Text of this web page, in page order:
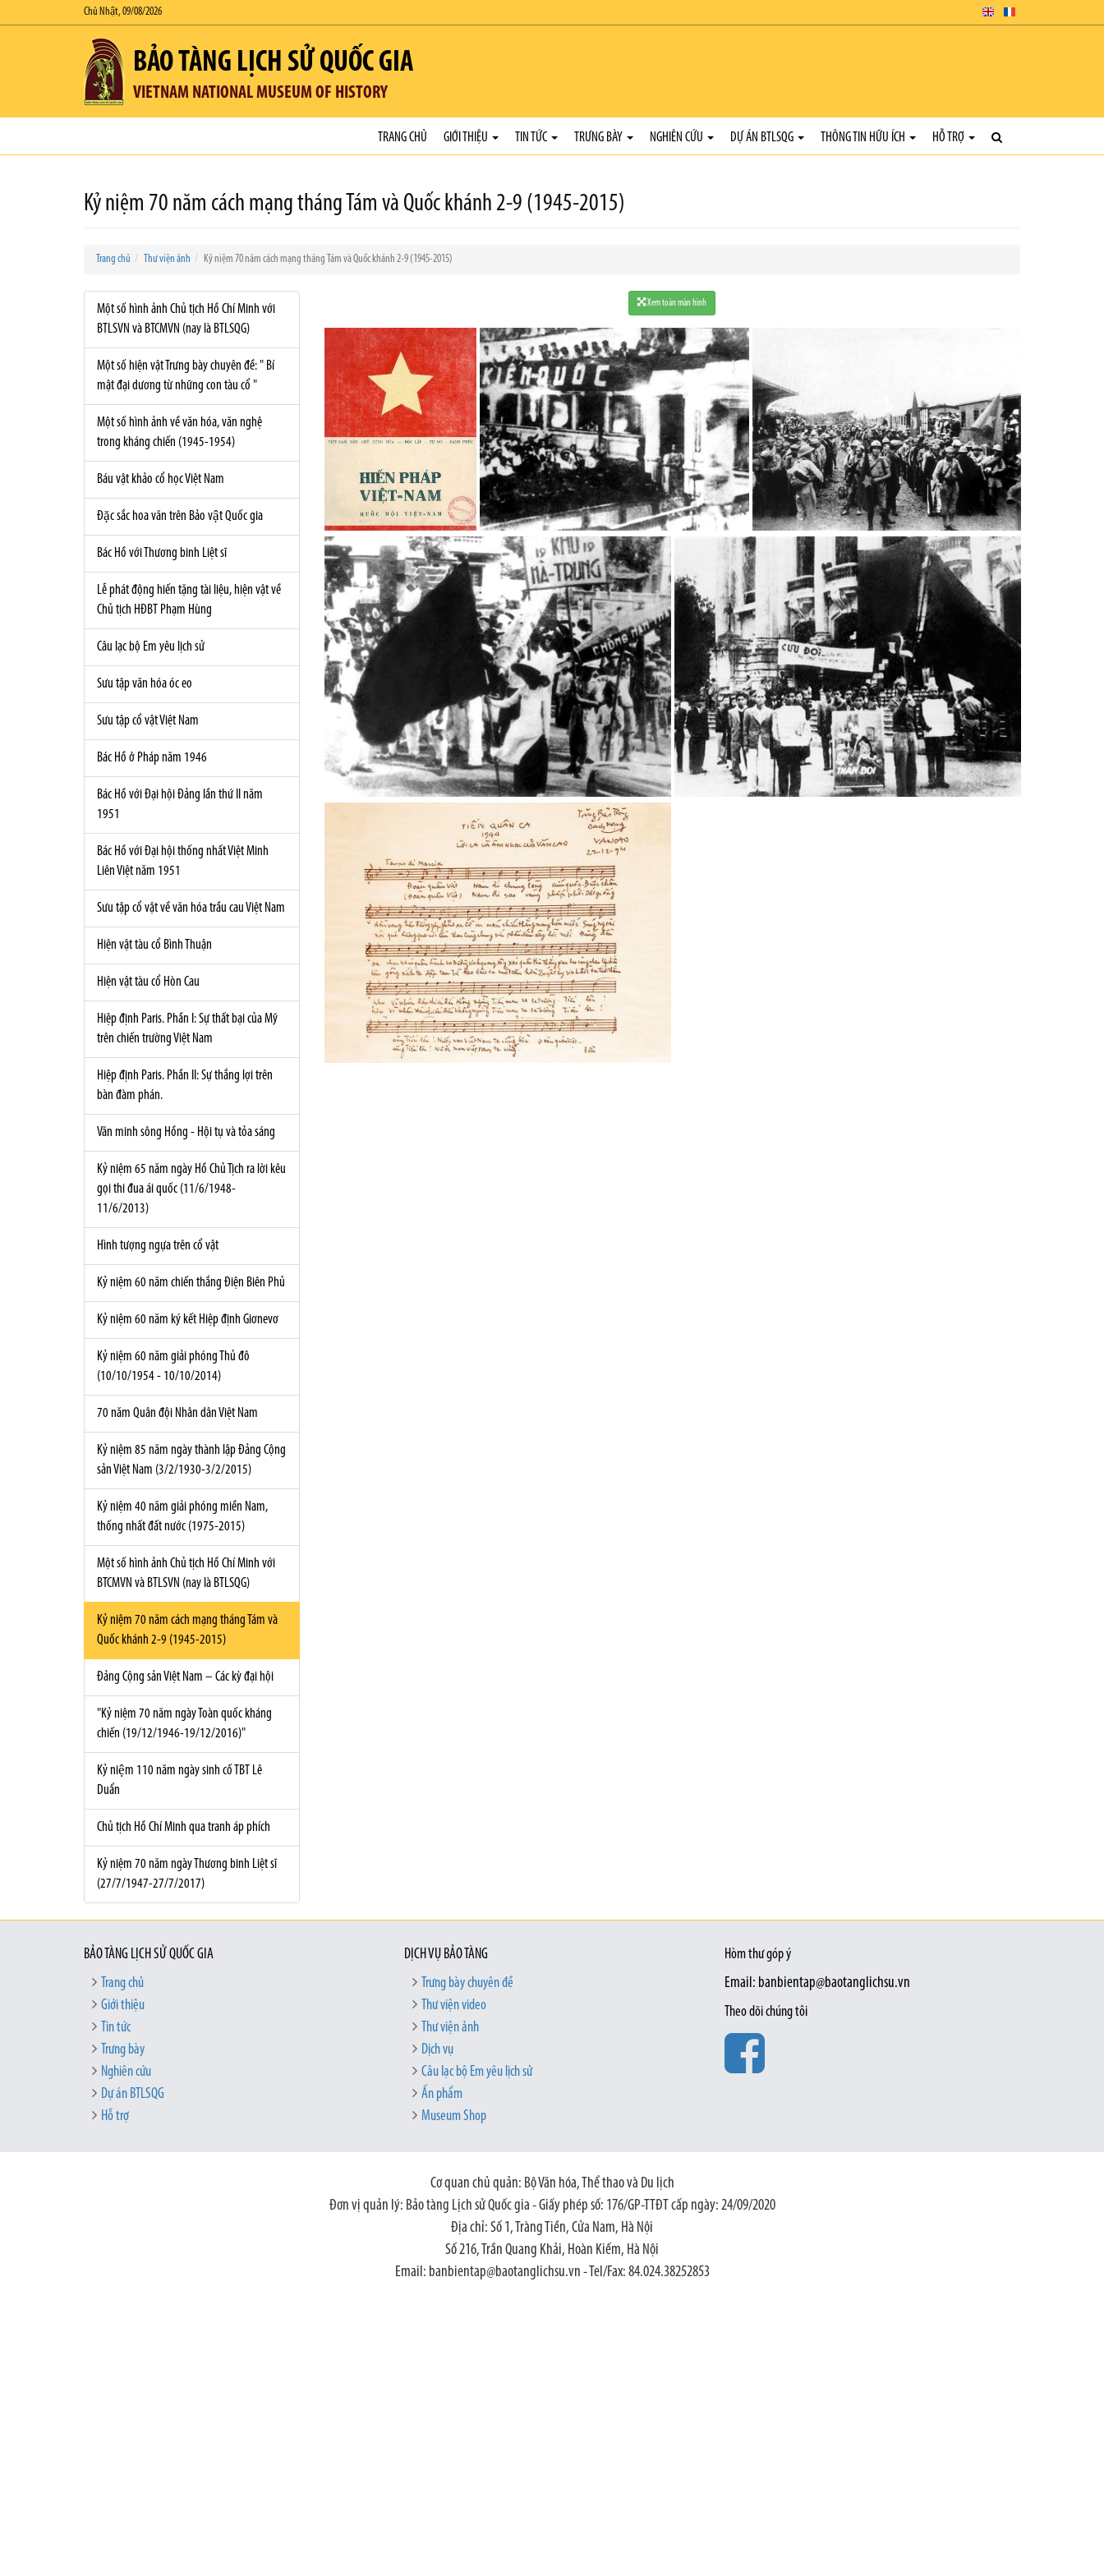
Chủ Nhật, 09/08/2026
BẢO TÀNG LỊCH SỬ QUỐC GIA
VIETNAM NATIONAL MUSEUM OF HISTORY
TRANG CHỦ GIỚI THIỆU TIN TỨC TRƯNG BÀY NGHIÊN CỨU DỰ ÁN BTLSQG THÔNG TIN HỮU ÍCH HỖ TRỢ
Kỷ niệm 70 năm cách mạng tháng Tám và Quốc khánh 2-9 (1945-2015)
Trang chủ Thư viện ảnh Kỷ niệm 70 năm cách mạng tháng Tám và Quốc khánh 2-9 (1945-2015)
Một số hình ảnh Chủ tịch Hồ Chí Minh với
BTLSVN và BTCMVN (nay là BTLSQG)
Một số hiện vật Trưng bày chuyên đề: " Bí
mật đại dương từ những con tàu cổ "
Một số hình ảnh về văn hóa, văn nghệ
trong kháng chiến (1945-1954)
Báu vật khảo cổ học Việt Nam
Đặc sắc hoa văn trên Bảo vật Quốc gia
Bác Hồ với Thương binh Liệt sĩ
Lễ phát động hiến tặng tài liệu, hiện vật về
Chủ tịch HĐBT Phạm Hùng
Câu lạc bộ Em yêu lịch sử
Sưu tập văn hóa óc eo
Sưu tập cổ vật Việt Nam
Bác Hồ ở Pháp năm 1946
Bác Hồ với Đại hội Đảng lần thứ II năm
1951
Bác Hồ với Đại hội thống nhất Việt Minh
Liên Việt năm 1951
Sưu tập cổ vật về văn hóa trầu cau Việt Nam
Hiện vật tàu cổ Bình Thuận
Hiện vật tàu cổ Hòn Cau
Hiệp định Paris. Phần I: Sự thất bại của Mỹ
trên chiến trường Việt Nam
Hiệp định Paris. Phần II: Sự thắng lợi trên
bàn đàm phán.
Văn minh sông Hồng - Hội tụ và tỏa sáng
Kỷ niệm 65 năm ngày Hồ Chủ Tịch ra lời kêu
gọi thi đua ái quốc (11/6/1948-
11/6/2013)
Hình tượng ngựa trên cổ vật
Kỷ niệm 60 năm chiến thắng Điện Biên Phủ
Kỷ niệm 60 năm ký kết Hiệp định Giơnevơ
Kỷ niệm 60 năm giải phóng Thủ đô
(10/10/1954 - 10/10/2014)
70 năm Quân đội Nhân dân Việt Nam
Kỷ niệm 85 năm ngày thành lập Đảng Cộng
sản Việt Nam (3/2/1930-3/2/2015)
Kỷ niệm 40 năm giải phóng miền Nam,
thống nhất đất nước (1975-2015)
Một số hình ảnh Chủ tịch Hồ Chí Minh với
BTCMVN và BTLSVN (nay là BTLSQG)
Kỷ niệm 70 năm cách mạng tháng Tám và
Quốc khánh 2-9 (1945-2015)
Đảng Cộng sản Việt Nam – Các kỳ đại hội
"Kỷ niệm 70 năm ngày Toàn quốc kháng
chiến (19/12/1946-19/12/2016)"
Kỷ niệm 110 năm ngày sinh cố TBT Lê
Duẩn
Chủ tịch Hồ Chí Minh qua tranh áp phích
Kỷ niệm 70 năm ngày Thương binh Liệt sĩ
(27/7/1947-27/7/2017)
Xem toàn màn hình
BẢO TÀNG LỊCH SỬ QUỐC GIA
Trang chủ
Giới thiệu
Tin tức
Trưng bày
Nghiên cứu
Dự án BTLSQG
Hỗ trợ
DỊCH VỤ BẢO TÀNG
Trưng bày chuyên đề
Thư viện video
Thư viện ảnh
Dịch vụ
Câu lạc bộ Em yêu lịch sử
Ấn phẩm
Museum Shop
Hòm thư góp ý
Email: banbientap@baotanglichsu.vn
Theo dõi chúng tôi
Cơ quan chủ quản: Bộ Văn hóa, Thể thao và Du lịch
Đơn vị quản lý: Bảo tàng Lịch sử Quốc gia - Giấy phép số: 176/GP-TTĐT cấp ngày: 24/09/2020
Địa chỉ: Số 1, Tràng Tiền, Cửa Nam, Hà Nội
Số 216, Trần Quang Khải, Hoàn Kiếm, Hà Nội
Email: banbientap@baotanglichsu.vn - Tel/Fax: 84.024.38252853